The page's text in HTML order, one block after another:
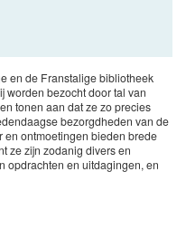
en de Franstalige bibliotheek
worden bezocht door tal van
tonen aan dat ze zo precies
bezorgdheden van de
en ontmoetingen bieden brede
ze zijn zodanig divers en
opdrachten en uitdagingen, en